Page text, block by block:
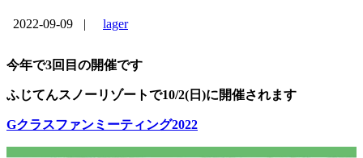
2022-09-09 | lager
今年で3回目の開催です
ふじてんスノーリゾートで10/2(日)に開催されます
Gクラスファンミーティング2022